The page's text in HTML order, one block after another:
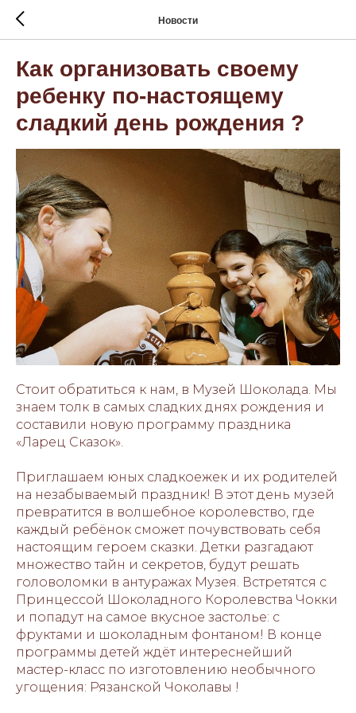
Новости
Как организовать своему
ребенку по-настоящему
сладкий день рождения ?
Стоит обратиться к нам, в Музей Шоколада. Мы
знаем толк в самых сладких днях рождения и
составили новую программу праздника
«Ларец Сказок».
Приглашаем юных сладкоежек и их родителей
на незабываемый праздник! В этот день музей
превратится в волшебное королевство, где
каждый ребёнок сможет почувствовать себя
настоящим героем сказки. Детки разгадают
множество тайн и секретов, будут решать
головоломки в антуражах Музея. Встретятся с
Принцессой Шоколадного Королевства Чокки
и попадут на самое вкусное застолье: с
фруктами и шоколадным фонтаном! В конце
программы детей ждёт интереснейший
мастер-класс по изготовлению необычного
угощения: Рязанской Чоколавы !